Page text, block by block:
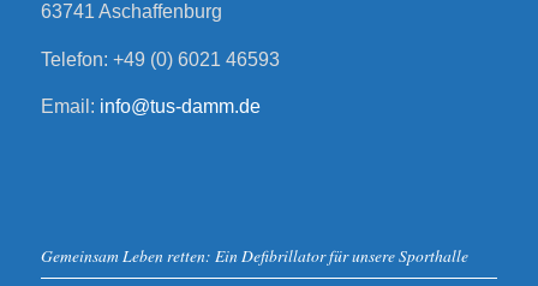
63741 Aschaffenburg
Telefon: +49 (0) 6021 46593
Email: info@tus-damm.de
Gemeinsam Leben retten: Ein Defibrillator für unsere Sporthalle